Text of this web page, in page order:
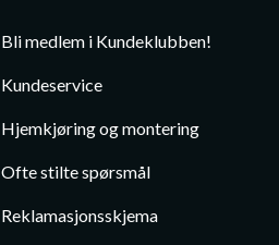
Bli medlem i Kundeklubben!
Kundeservice
Hjemkjøring og montering
Ofte stilte spørsmål
Reklamasjonsskjema